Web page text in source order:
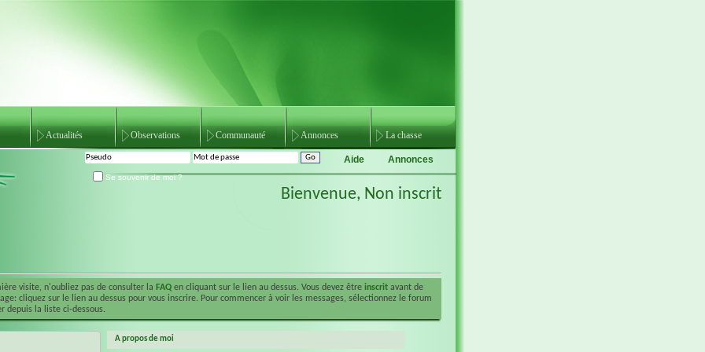
Actualités Observations Communauté Annonces La chasse
Annonces
Aide
Se souvenir de moi ?
Bienvenue, Non inscrit
visite, n'oubliez pas de consulter la FAQ en cliquant sur le lien au dessus. Vous devez être inscrit avant de
cliquez sur le lien au dessus pour vous inscrire. Pour commencer à voir les messages, sélectionnez le forum
depuis la liste ci-dessous.
A propos de moi